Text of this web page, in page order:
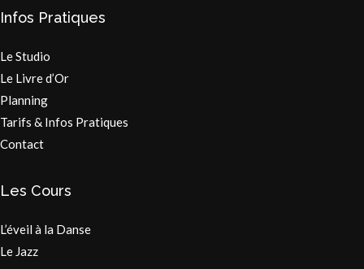
Infos Pratiques
Le Studio
Le Livre d’Or
Planning
Tarifs & Infos Pratiques
Contact
Les Cours
L’éveil à la Danse
Le Jazz